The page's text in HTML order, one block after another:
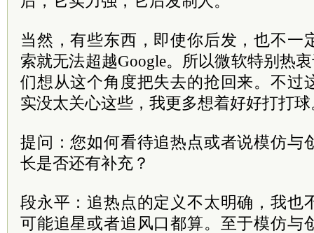
当然，有些东西，即使你后发，也不一
索就无法超越Google。所以微软特别热
们想从这个角度把失去的抢回来。不过
实没太关心这些，我更多想着好好打打球
提问：您如何看待追热点或者说模仿与
长是否还有补充？
段永平：追热点的定义不太明确，我也
可能追星或者追风口都算。至于模仿与